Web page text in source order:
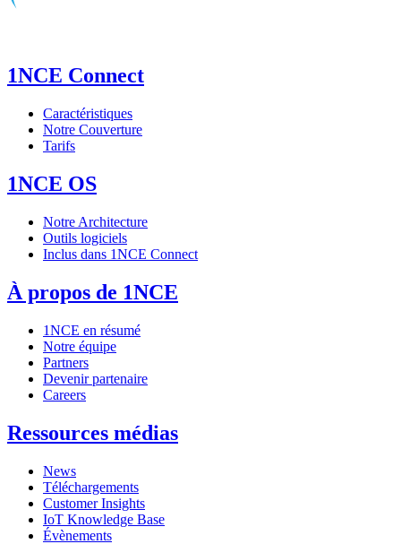
1NCE Connect
Caractéristiques
Notre Couverture
Tarifs
1NCE OS
Notre Architecture
Outils logiciels
Inclus dans 1NCE Connect
À propos de 1NCE
1NCE en résumé
Notre équipe
Partners
Devenir partenaire
Careers
Ressources médias
News
Téléchargements
Customer Insights
IoT Knowledge Base
Évènements